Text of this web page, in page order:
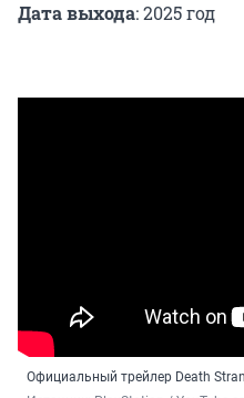
Дата выхода: 2025 год
Официальный трейлер Death